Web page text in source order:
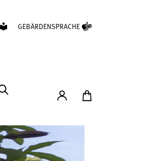
GEBÄRDENSPRACHE
Konto Zum Ticketshop